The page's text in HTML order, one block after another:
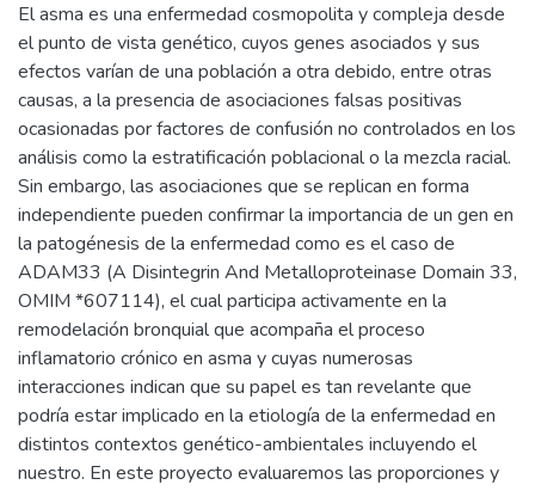
El asma es una enfermedad cosmopolita y compleja desde
el punto de vista genético, cuyos genes asociados y sus
efectos varían de una población a otra debido, entre otras
causas, a la presencia de asociaciones falsas positivas
ocasionadas por factores de confusión no controlados en los
análisis como la estratificación poblacional o la mezcla racial.
Sin embargo, las asociaciones que se replican en forma
independiente pueden confirmar la importancia de un gen en
la patogénesis de la enfermedad como es el caso de
ADAM33 (A Disintegrin And Metalloproteinase Domain 33,
OMIM *607114), el cual participa activamente en la
remodelación bronquial que acompaña el proceso
inflamatorio crónico en asma y cuyas numerosas
interacciones indican que su papel es tan revelante que
podría estar implicado en la etiología de la enfermedad en
distintos contextos genético-ambientales incluyendo el
nuestro. En este proyecto evaluaremos las proporciones y